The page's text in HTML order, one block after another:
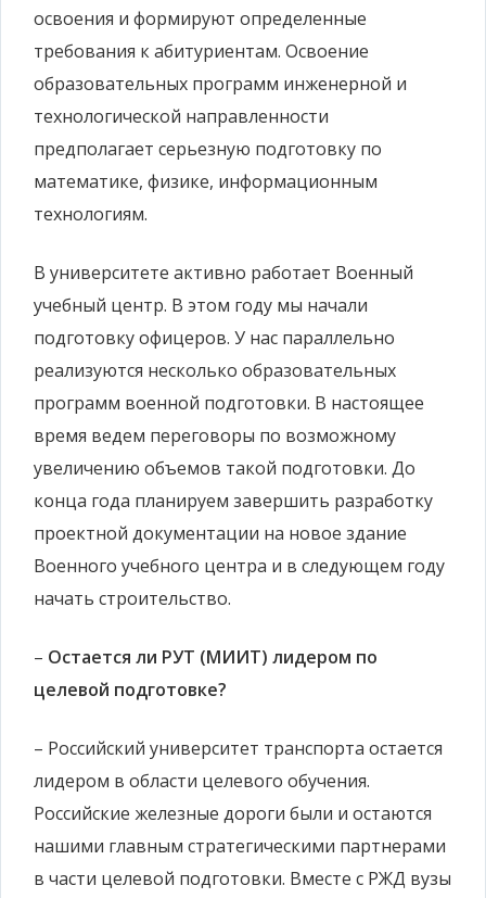
освоения и формируют определенные
требования к абитуриентам. Освоение
образовательных программ инженерной и
технологической направленности
предполагает серьезную подготовку по
математике, физике, информационным
технологиям.
В университете активно работает Военный
учебный центр. В этом году мы начали
подготовку офицеров. У нас параллельно
реализуются несколько образовательных
программ военной подготовки. В настоящее
время ведем переговоры по возможному
увеличению объемов такой подготовки. До
конца года планируем завершить разработку
проектной документации на новое здание
Военного учебного центра и в следующем году
начать строительство.
– Остается ли РУТ (МИИТ) лидером по
целевой подготовке?
– Российский университет транспорта остается
лидером в области целевого обучения.
Российские железные дороги были и остаются
нашими главным стратегическими партнерами
в части целевой подготовки. Вместе с РЖД вузы